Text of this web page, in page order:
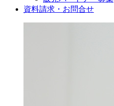
資料請求・お問合せ